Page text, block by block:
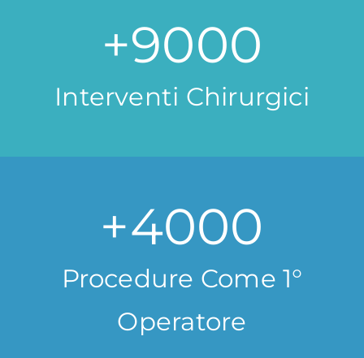
+9000
Interventi Chirurgici
+4000
Procedure Come 1°
Operatore